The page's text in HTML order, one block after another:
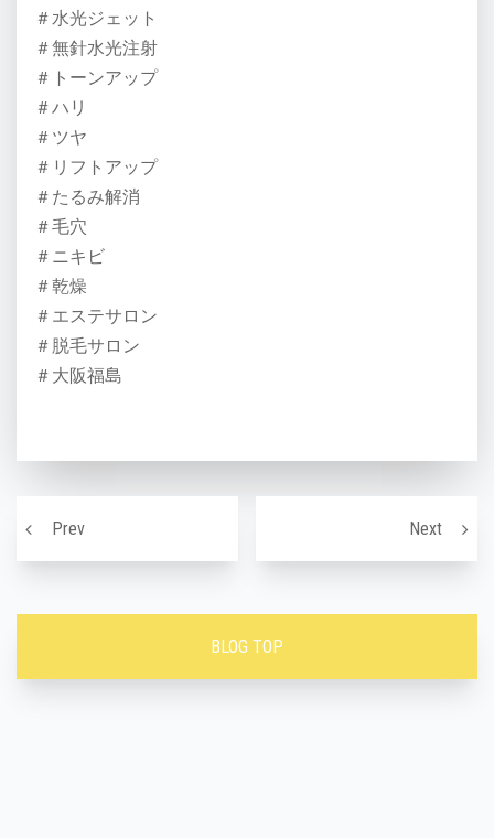
＃水光ジェット
＃無針水光注射
＃トーンアップ
＃ハリ
＃ツヤ
＃リフトアップ
＃たるみ解消
＃毛穴
＃ニキビ
＃乾燥
＃エステサロン
＃脱毛サロン
＃大阪福島
Prev
寒い冬を乗り切る！免疫力アップの鍵！！ Nextキレ
BLOG TOP